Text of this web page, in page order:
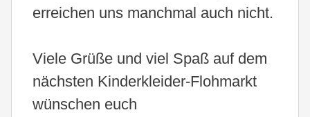
erreichen uns manchmal auch nicht.
Viele Grüße und viel Spaß auf dem
nächsten Kinderkleider-Flohmarkt
wünschen euch